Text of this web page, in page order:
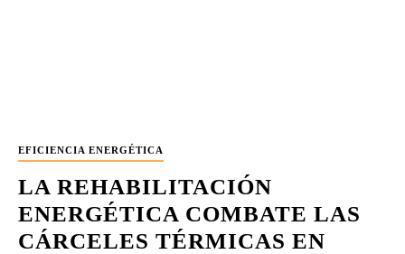
EFICIENCIA ENERGÉTICA
LA REHABILITACIÓN
ENERGÉTICA COMBATE LAS
CÁRCELES TÉRMICAS EN